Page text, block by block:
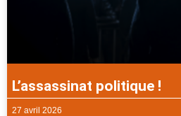
L’assassinat politique !
27 avril 2026